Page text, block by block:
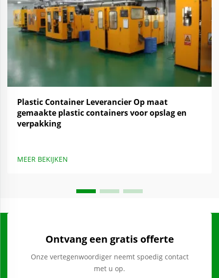
Plastic Container Leverancier Op maat
gemaakte plastic containers voor opslag en
verpakking
MEER BEKIJKEN
Ontvang een gratis offerte
Onze vertegenwoordiger neemt spoedig contact
met u op.